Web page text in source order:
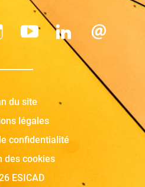
du site
légales
confidentialité
des cookies
ESICAD